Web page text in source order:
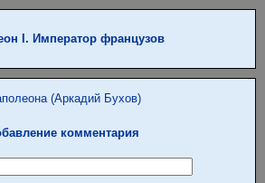
I. Император французов
(Аркадий Бухов)
комментария